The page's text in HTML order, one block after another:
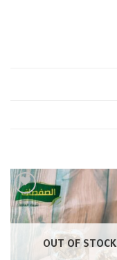
Add to
wishlist
OUT OF STOCK